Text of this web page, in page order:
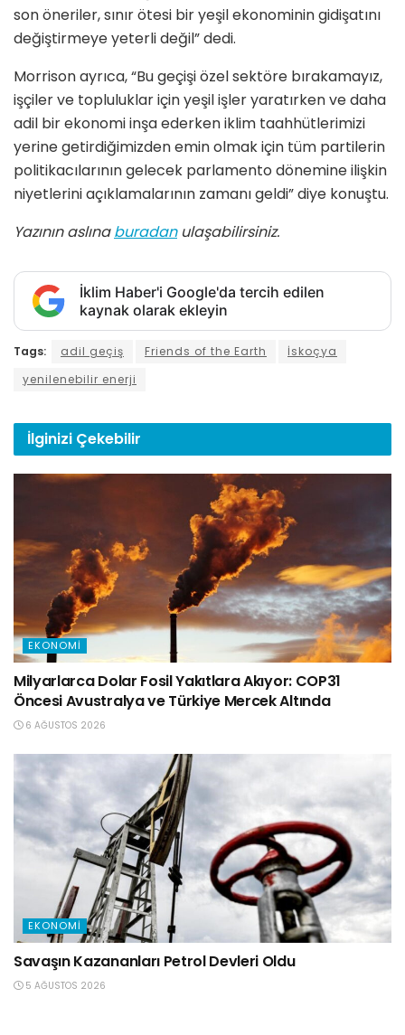
son öneriler, sınır ötesi bir yeşil ekonominin gidişatını
değiştirmeye yeterli değil” dedi.
Morrison ayrıca, “Bu geçişi özel sektöre bırakamayız,
işçiler ve topluluklar için yeşil işler yaratırken ve daha
adil bir ekonomi inşa ederken iklim taahhütlerimizi
yerine getirdiğimizden emin olmak için tüm partilerin
politikacılarının gelecek parlamento dönemine ilişkin
niyetlerini açıklamalarının zamanı geldi” diye konuştu.
Yazının aslınaburadanulaşabilirsiniz.
İklim Haber'i Google'da tercih edilen
kaynak olarak ekleyin
Tags: adil geçiş Friends of the Earth
İskoçya
yenilenebilir enerji
İlginizi Çekebilir
EKONOMI
Milyarlarca Dolar Fosil Yakıtlara Akıyor: COP31
Öncesi Avustralya ve Türkiye Mercek Altında
6 AĞUSTOS 2026
EKONOMI
Savaşın Kazananları Petrol Devleri Oldu
5 AĞUSTOS 2026